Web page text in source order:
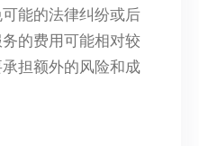
能的法律纠纷或后
的费用可能相对较
担额外的风险和成